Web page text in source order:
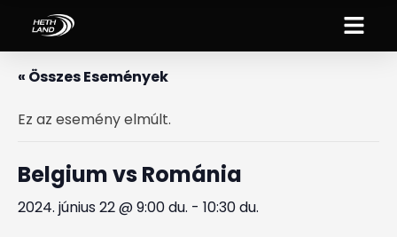
« Összes Események
Ez az esemény elmúlt.
Belgium vs Románia
2024. június 22 @ 9:00 du. - 10:30 du.